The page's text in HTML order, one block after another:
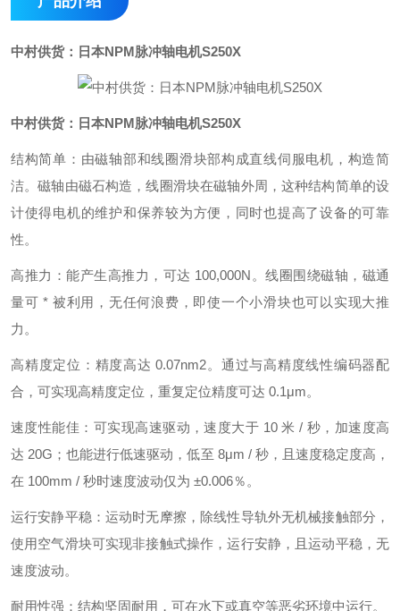
中村供货：日本NPM脉冲轴电机S250X
中村供货：日本NPM脉冲轴电机S250X
结构简单：由磁轴部和线圈滑块部构成直线伺服电机，构造简
洁。磁轴由磁石构造，线圈滑块在磁轴外周，这种结构简单的设
计使得电机的维护和保养较为方便，同时也提高了设备的可靠
性。
高推力：能产生高推力，可达 100,000N。线圈围绕磁轴，磁通
量可 * 被利用，无任何浪费，即使一个小滑块也可以实现大推
力。
高精度定位：精度高达 0.07nm2。通过与高精度线性编码器配
合，可实现高精度定位，重复定位精度可达 0.1μm。
速度性能佳：可实现高速驱动，速度大于 10 米 / 秒，加速度高
达 20G；也能进行低速驱动，低至 8μm / 秒，且速度稳定度高，
在 100mm / 秒时速度波动仅为 ±0.006％。
运行安静平稳：运动时无摩擦，除线性导轨外无机械接触部分，
使用空气滑块可实现非接触式操作，运行安静，且运动平稳，无
速度波动。
耐用性强：结构坚固耐用，可在水下或真空等恶劣环境中运行。